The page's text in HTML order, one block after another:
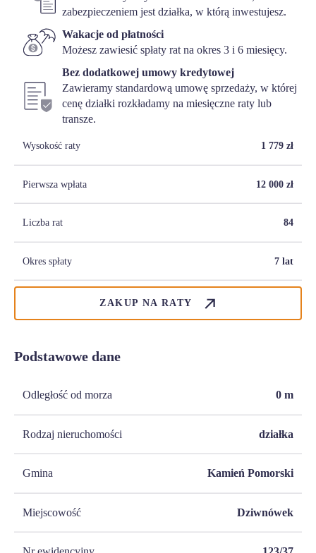
zabezpieczeniem jest działka, w którą inwestujesz.
Wakacje od płatności
Możesz zawiesić spłaty rat na okres 3 i 6 miesięcy.
Bez dodatkowej umowy kredytowej
Zawieramy standardową umowę sprzedaży, w której
cenę działki rozkładamy na miesięczne raty lub
transze.
Wysokość raty 1 779 zł
Pierwsza wpłata 12 000 zł
Liczba rat 84
Okres spłaty 7 lat
ZAKUP NA RATY
Podstawowe dane
Odległość od morza 0 m
Rodzaj nieruchomości działka
Gmina Kamień Pomorski
Miejscowość Dziwnówek